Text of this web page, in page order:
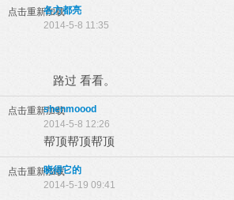
点击重新加载
各方都亮
2014-5-8 11:35
路过 看看。
点击重新加载shenmoood
2014-5-8 12:26
帮顶帮顶帮顶
点击重新加载
晓得它的
2014-5-19 09:41